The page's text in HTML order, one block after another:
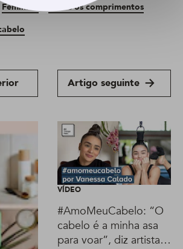
Feminino
Todos os comprimentos
Artigo seguinte
VÍDEO
#AmoMeuCabelo: “O
cabelo é a minha asa
para voar”, diz artista